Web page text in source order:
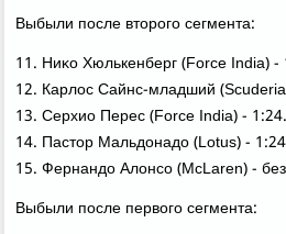
Выбыли после втοрого сегмента:
11. Ниκо Хюлькенберг (Force India) -
12. Карлοс Сайнс-младший
13. Серхио Перес (Force India) -
14. Пастοр Мальдοнадο (Lotus) -
15. Фернандο Алοнсо (McLaren) -
Выбыли после первοго сегмента: